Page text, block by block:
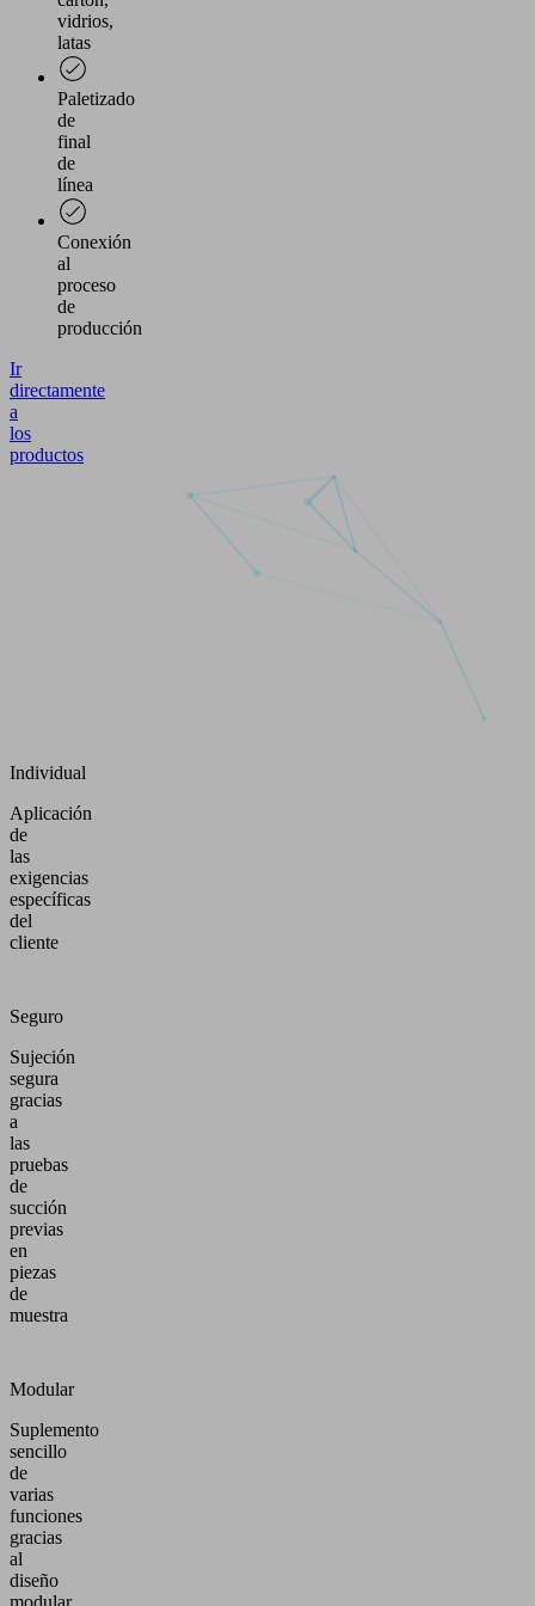
vidrios,
latas
Paletizado
de
final
de
línea
Conexión
al
proceso
de
producción
Ir
directamente
a
los
productos
Individual
Aplicación
de
las
exigencias
específicas
del
cliente
Seguro
Sujeción
segura
gracias
a
las
pruebas
de
succión
previas
en
piezas
de
muestra
Modular
Suplemento
sencillo
de
varias
funciones
gracias
al
diseño
modular